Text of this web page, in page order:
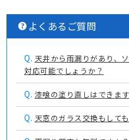
よくあるご質問
Q. 天井から雨漏りがあり、
対応可能でしょうか？
Q. 漆喰の塗り直しはできま
Q. 天窓のガラス交換もして